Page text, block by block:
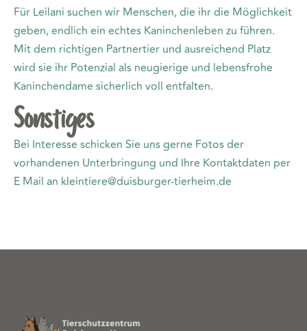
Für Leilani suchen wir Menschen, die ihr die Möglichkeit
geben, endlich ein echtes Kaninchenleben zu führen.
Mit dem richtigen Partnertier und ausreichend Platz
wird sie ihr Potenzial als neugierige und lebensfrohe
Kaninchendame sicherlich voll entfalten.
Sonstiges
Bei Interesse schicken Sie uns gerne Fotos der
vorhandenen Unterbringung und Ihre Kontaktdaten per
E Mail an kleintiere@duisburger-tierheim.de